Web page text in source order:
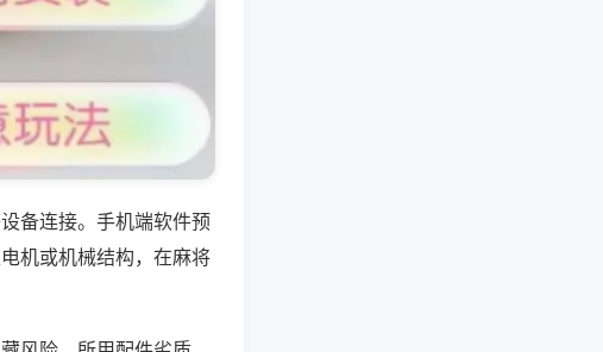
备连接。手机端软件预
机或机械结构，在麻将